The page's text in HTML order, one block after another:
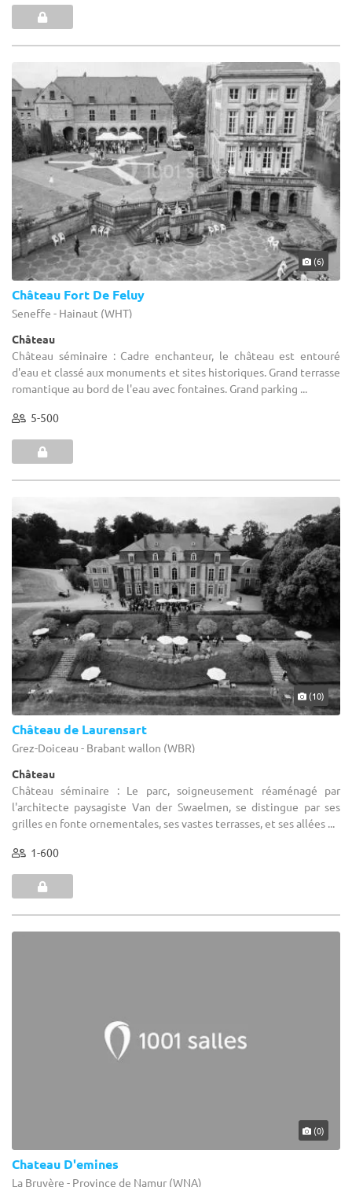
(6)
Château Fort De Feluy
Seneffe - Hainaut (WHT)
Château
Château séminaire : Cadre enchanteur, le château est entouré
d'eau et classé aux monuments et sites historiques. Grand terrasse
romantique au bord de l'eau avec fontaines. Grand parking ...
5-500
(10)
Château de Laurensart
Grez-Doiceau - Brabant wallon (WBR)
Château
Château séminaire : Le parc, soigneusement réaménagé par
l'architecte paysagiste Van der Swaelmen, se distingue par ses
grilles en fonte ornementales, ses vastes terrasses, et ses allées ...
1-600
(0)
Chateau D'emines
La Bruyère - Province de Namur (WNA)